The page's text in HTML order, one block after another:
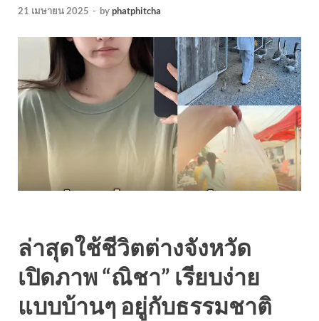
21 เมษายน 2025 - byphatphitcha
ล่าสุดใช้ชีวิตต่างจังหวัด
เปิดภาพ “ณิชา” เรียบง่าย
แบบบ้านๆ อยู่กับธรรมชาติ